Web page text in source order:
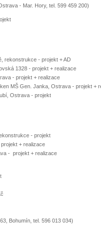
- Mar. Hory, tel. 599 459 200)
rekonstrukce - projekt + AD
1328 - projekt + realizace
- projekt + realizace
MŠ Gen. Janka, Ostrava - projekt +
Ostrava - projekt
- projekt
+ realizace
- projekt + realizace
Bohumín, tel. 596 013 034)